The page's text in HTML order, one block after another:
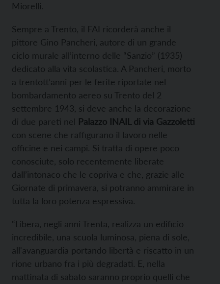
Miorelli.
Sempre a Trento, il FAI ricorderà anche il
pittore Gino Pancheri, autore di un grande
ciclo murale all’interno delle “Sanzio” (1935)
dedicato alla vita scolastica. A Pancheri, morto
a trentott’anni per le ferite riportate nel
bombardamento aereo su Trento del 2
settembre 1943, si deve anche la decorazione
di due pareti nel Palazzo INAIL di via Gazzoletti
con scene che raffigurano il lavoro nelle
officine e nei campi. Si tratta di opere poco
conosciute, solo recentemente liberate
dall’intonaco che le copriva e che, grazie alle
Giornate di primavera, si potranno ammirare in
tutta la loro potenza espressiva.
“Libera, negli anni Trenta, realizza un edificio
incredibile, una scuola luminosa, piena di sole,
all'avanguardia portando libertà e riscatto in un
rione urbano fra i più degradati. E, nella
mattinata di sabato saranno proprio quelli che